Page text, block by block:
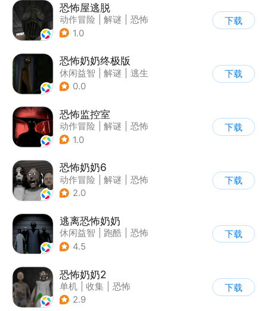
恐怖屋逃脱
动作冒险 解谜
恐怖
| 暗黑
1.0
下载
恐怖奶奶终极版
休闲益智 解谜
逃生
| 恐怖奶奶
0.0
下载
恐怖监控室
动作冒险 解谜
恐怖
| 剧情
1.0
下载
恐怖奶奶6
动作冒险 解谜
恐怖
| 恐怖奶奶
2.0
下载
逃离恐怖奶奶
休闲益智 跑酷
恐怖
| 卡通
4.5
下载
恐怖奶奶2
单机 收集
恐怖
| 恐怖奶奶
2.9
下载